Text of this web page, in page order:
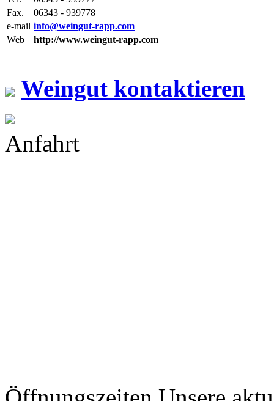
Fax.
06343 - 939778
e-mail info@weingut-rapp.com
Web
http://www.weingut-rapp.com
Weingut kontaktieren
Anfahrt